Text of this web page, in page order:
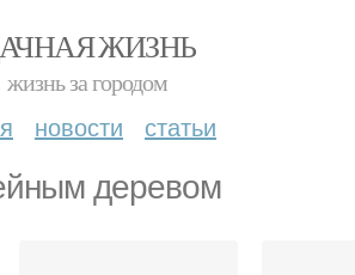
ЖИЗНЬ
жизнь за городом
новости статьи
деревом